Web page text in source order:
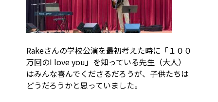
Rakeさんの学校公演を最初考えた時に「１００
万回のI love you」を知っている先生（大人）
はみんな喜んでくださるだろうが、子供たちは
どうだろうかと思っていました。